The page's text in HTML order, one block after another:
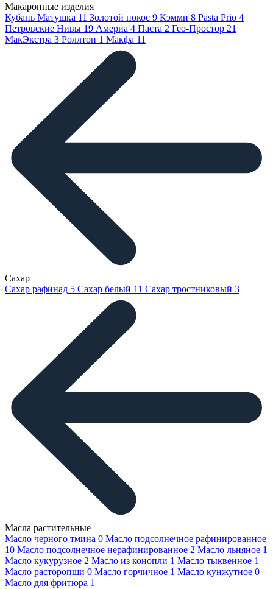
Макаронные изделия
Кубань Матушка 11 Золотой покос 9 Кэмми 8 Pasta Prio 4
Петровские Нивы 19 Америа 4 Паста 2 Гео-Простор 21
МакЭкстра 3 Роллтон 1 Макфа 11
Сахар
Сахар рафинад 5 Сахар белый 11 Сахар тростниковый 3
Масла растительные
Масло черного тмина 0 Масло подсолнечное рафинированное
10 Масло подсолнечное нерафинированное 2 Масло льняное 1
Масло кукурузное 2 Масло из конопли 1 Масло тыквенное 1
Масло расторопши 0 Масло горчичное 1 Масло кунжутное 0
Масло для фритюра 1